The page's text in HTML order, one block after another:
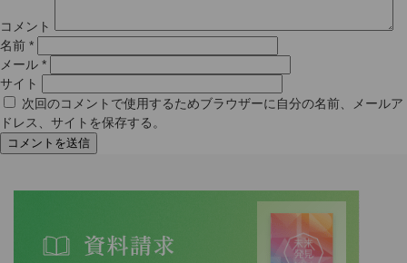
コメント
名前 *
メール *
サイト
次回のコメントで使用するためブラウザーに自分の名前、メールア
ドレス、サイトを保存する。